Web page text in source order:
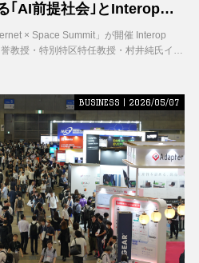
｢AI前提社会｣とInterop
理由× Space Summit」が開催 Interop
教授・特別特区特任教授・村井純氏イン
BUSINESS | 2026/05/07